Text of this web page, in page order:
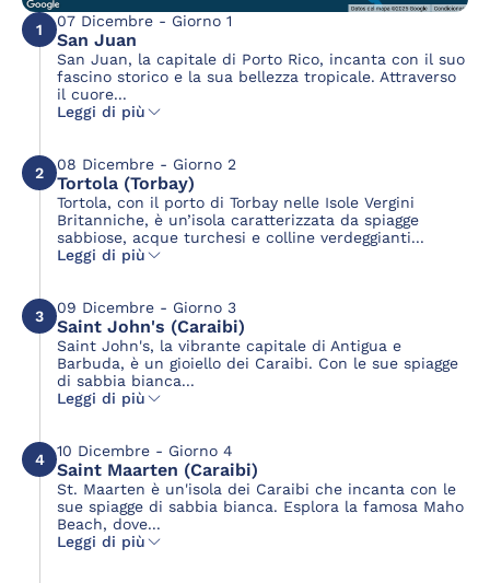
1 07 Dicembre - Giorno 1
San Juan
San Juan, la capitale di Porto Rico, incanta con il suo
fascino storico e la sua bellezza tropicale. Attraverso
il cuore...
Leggi di più
2 08 Dicembre - Giorno 2
Tortola (Torbay)
Tortola, con il porto di Torbay nelle Isole Vergini
Britanniche, è un’isola caratterizzata da spiagge
sabbiose, acque turchesi e colline verdeggianti...
Leggi di più
3 09 Dicembre - Giorno 3
Saint John's (Caraibi)
Saint John's, la vibrante capitale di Antigua e
Barbuda, è un gioiello dei Caraibi. Con le sue spiagge
di sabbia bianca...
Leggi di più
4 10 Dicembre - Giorno 4
Saint Maarten (Caraibi)
St. Maarten è un'isola dei Caraibi che incanta con le
sue spiagge di sabbia bianca. Esplora la famosa Maho
Beach, dove...
Leggi di più